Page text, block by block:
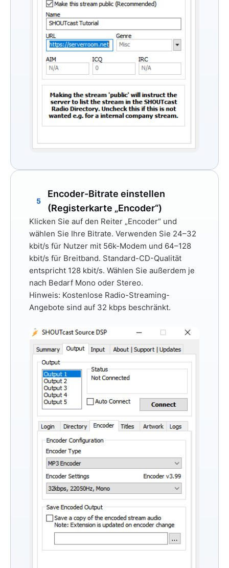
5
Encoder-Bitrate einstellen
(Registerkarte „Encoder“)
Klicken Sie auf den Reiter „Encoder“ und
wählen Sie Ihre Bitrate. Verwenden Sie 24–32
kbit/s für Nutzer mit 56k-Modem und 64–128
kbit/s für Breitband. Standard-CD-Qualität
entspricht 128 kbit/s. Wählen Sie außerdem je
nach Bedarf Mono oder Stereo.
Hinweis: Kostenlose Radio-Streaming-
Angebote sind auf 32 kbps beschränkt.